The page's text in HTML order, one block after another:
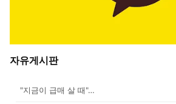
자유게시판
"지금이 급매 살 때"…